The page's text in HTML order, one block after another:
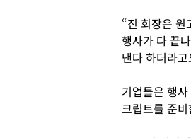
“진 회장은 원
행사가 다 끝
낸다 하더라고
기업들은 행
크립트를 준